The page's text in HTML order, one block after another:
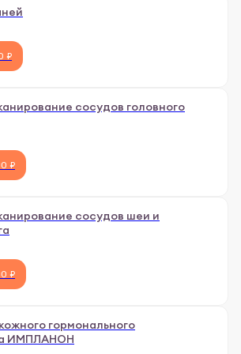
₽
сосудов головного
₽
сосудов шеи и
₽
гормонального
ИМПЛАНОН